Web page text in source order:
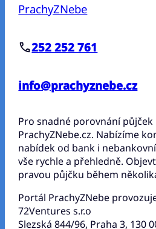
PrachyZNebe
252 252 761
info@prachyznebe.cz
Pro snadné porovnání půjček
PrachyZNebe.cz. Nabízíme
nabídek od bank i
vše rychle a přehledně.
pravou půjčku během
Portál PrachyZNebe
72Ventures s.r.o
Slezská 844/96, Praha 3, 130